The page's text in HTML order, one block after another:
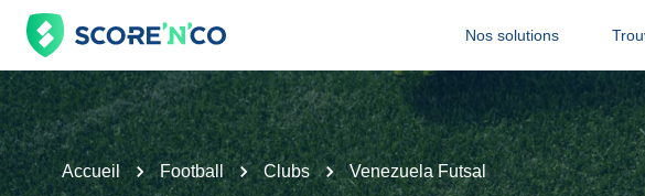
Nos solutions
Accueil Football Clubs Venezuela Futsal